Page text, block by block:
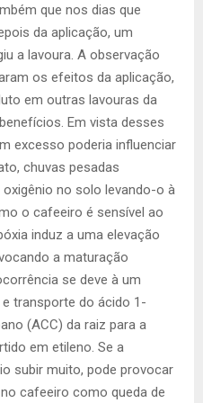
que nos dias que
da aplicação, um
a lavoura. A observação
os efeitos da aplicação,
em outras lavouras da
Em vista desses
excesso poderia influenciar
chuvas pesadas
no solo levando-o à
o cafeeiro é sensível ao
induz a uma elevação
a maturação
se deve à um
transporte do ácido 1-
(ACC) da raiz para a
em etileno. Se a
subir muito, pode provocar
cafeeiro como queda de